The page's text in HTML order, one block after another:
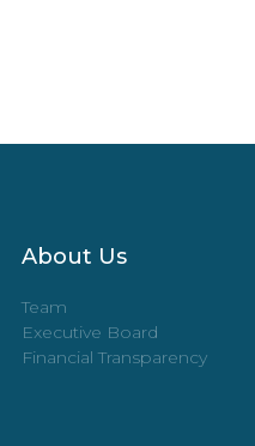
About Us
Team
Executive Board
Financial Transparency